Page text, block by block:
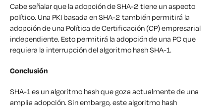
Cabe señalar que la adopción de SHA-2 tiene un aspecto
político. Una PKI basada en SHA-2 también permitirá la
adopción de una Política de Certificación (CP) empresarial
independiente. Esto permitirá la adopción de una PC que
requiera la interrupción del algoritmo hash SHA-1.
Conclusión
SHA-1 es un algoritmo hash que goza actualmente de una
amplia adopción. Sin embargo, este algoritmo hash